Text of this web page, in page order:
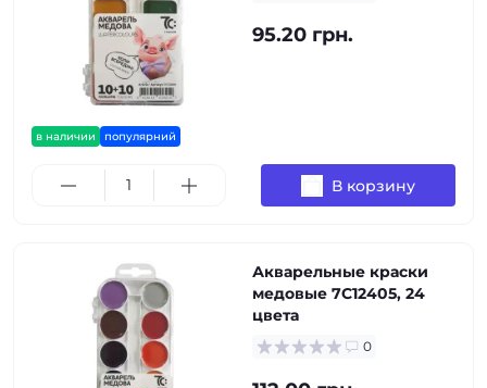
в наличии популярний
95.20 грн.
В корзину
Акварельные краски
медовые 7C12405, 24
цвета
0